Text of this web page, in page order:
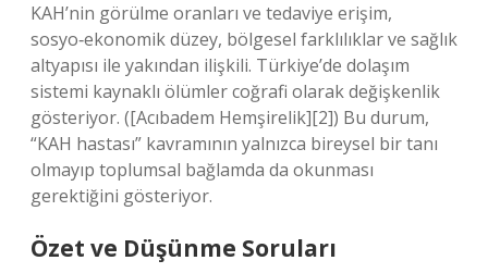
KAH’nin görülme oranları ve tedaviye erişim,
sosyo‑ekonomik düzey, bölgesel farklılıklar ve sağlık
altyapısı ile yakından ilişkili. Türkiye’de dolaşım
sistemi kaynaklı ölümler coğrafi olarak değişkenlik
gösteriyor. ([Acıbadem Hemşirelik][2]) Bu durum,
“KAH hastası” kavramının yalnızca bireysel bir tanı
olmayıp toplumsal bağlamda da okunması
gerektiğini gösteriyor.
Özet ve Düşünme Soruları